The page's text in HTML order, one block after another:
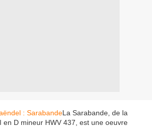
La Sarabande, de la
en D mineur HWV 437, est une oeuvre